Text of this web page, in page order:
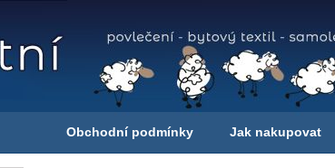
Obchodní podmínky Jak nakupovat